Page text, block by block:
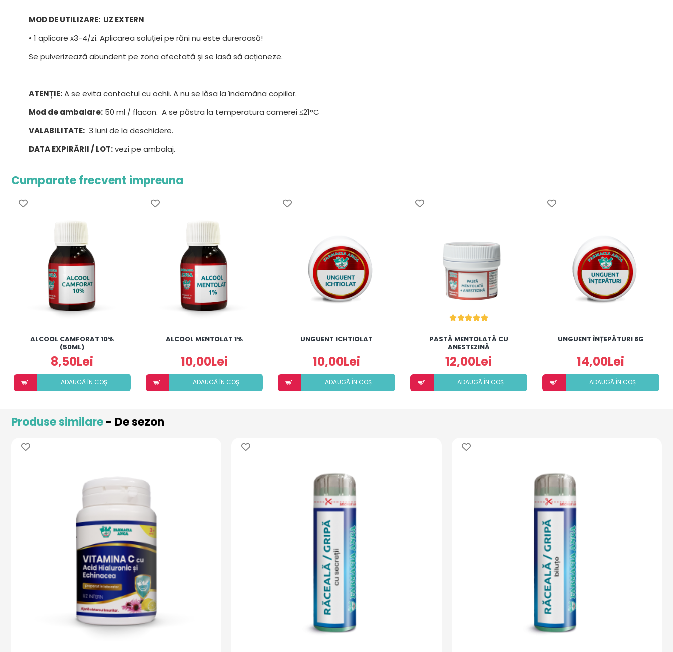
MOD DE UTILIZARE: UZ EXTERN
• 1 aplicare x3-4/zi. Aplicarea soluției pe răni nu este dureroasă!
Se pulverizează abundent pe zona afectată și se lasă să acționeze.
ATENȚIE:A se evita contactul cu ochii. A nu se lăsa la îndemâna copiilor.
Mod de ambalare: 50 ml / flacon. A se păstra la temperatura camerei ≤21°C
VALABILITATE: 3 luni de la deschidere.
DATA EXPIRĂRII / LOT:vezi pe ambalaj.
Cumparate frecvent impreuna
ALCOOL CAMFORAT 10%
(50ML)
8,50Lei
ADAUGÃ ÎN COȘ
ALCOOL MENTOLAT 1%
10,00Lei
ADAUGÃ ÎN COȘ
UNGUENT ICHTIOLAT
10,00Lei
ADAUGÃ ÎN COȘ
PASTĂ MENTOLATĂ CU
ANESTEZINĂ
12,00Lei
ADAUGÃ ÎN COȘ
UNGUENT ÎNȚEPĂTURI 8G
14,00Lei
ADAUGÃ ÎN COȘ
Produse similare- De sezon